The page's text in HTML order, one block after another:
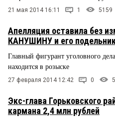
21 мая 2014 16:11 1 5159
Апелляция оставила без
КАНУШИНУ и его
Главный фигурант уголовного
находится в розыске
27 февраля 2014 12:42 0
Экс-глава Горьковского
кармана 2,4 млн рублей